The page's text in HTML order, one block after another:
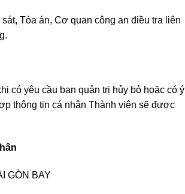
Tòa án, Cơ quan công an điều tra liên
có yêu cầu ban quản trị hủy bỏ hoặc có ý
thông tin cá nhân Thành viên sẽ được
GÒN BAY